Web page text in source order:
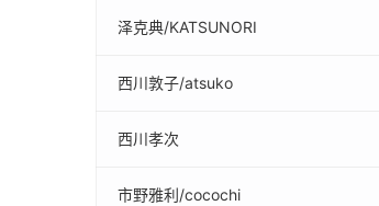
泽克典/KATSUNORI
西川敦子/atsuko
西川孝次
市野雅利/cocochi